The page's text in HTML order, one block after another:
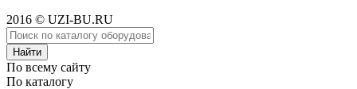
2016 © UZI-BU.RU
Найти
По всему сайту
По каталогу